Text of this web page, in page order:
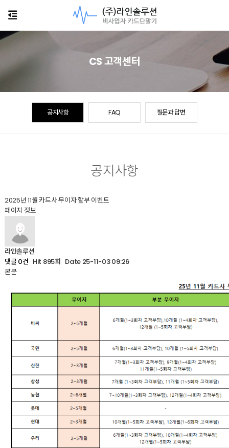
공지사항 FAQ 질문과 답변
CS 고객센터
공지사항
2025년 11월 카드사 무이자 할부 이벤트
페이지 정보
라인솔루션
댓글 0건 Hit 895회 Date 25-11-03 09:26
본문